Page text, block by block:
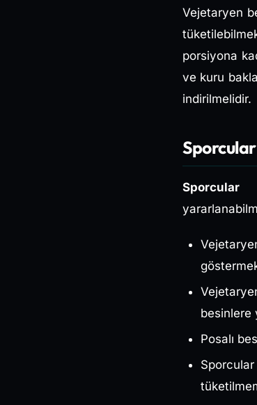
Vejetaryen
porsiyona
ve kuru
indirilmelidir.
Sporcular
besinlere
Posalı